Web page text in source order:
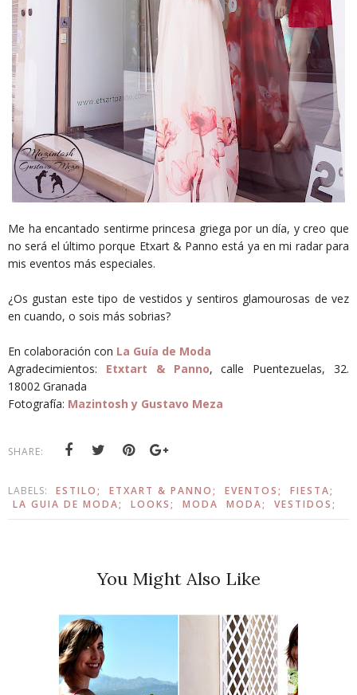
Me ha encantado sentirme princesa griega por un día, y creo que
no será el último porque Etxart & Panno está ya en mi radar para
mis eventos más especiales.
¿Os gustan este tipo de vestidos y sentiros glamourosas de vez
en cuando, o sois más sobrias?
En colaboración con La Guía de Moda
Agradecimientos: Etxtart & Panno, calle Puentezuelas, 32.
18002 Granada
Fotografía: Mazintosh y Gustavo Meza
SHARE:
LABELS: ESTILO; ETXART & PANNO; EVENTOS;
FIESTA;
LA GUIA DE MODA;
LOOKS; MODA MODA; VESTIDOS;
You Might Also Like